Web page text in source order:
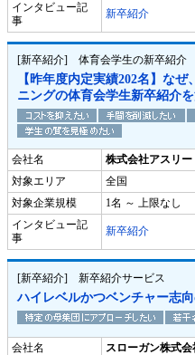
インタビュー記
事
新卒紹介
[新卒紹介] 体育会学生の新卒紹介
【昨年度内定実績202名】な
ニングの体育会学生新卒紹介
会社名
株式会社アスリ
対象エリア
全国
対象企業規模
1名 ～ 上限なし
インタビュー記
事
新卒紹介
[新卒紹介] 新卒紹介サービス
ハイレベルかつベンチャー志
会社名
スローガン株式会